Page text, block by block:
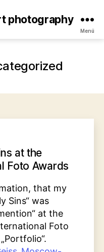
photography
Menü
at the
Foto Awards
that my
Sins“ was
at the
Foto